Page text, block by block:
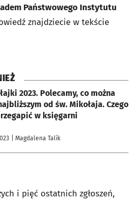
Państwowego Instytutu
znajdziecie w tekście
2023. Polecamy, co można
od św. Mikołaja. Czego
w księgarni
| Magdalena Talik
i pięć ostatnich zgłoszeń,